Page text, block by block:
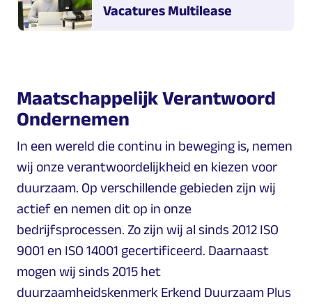
Vacatures Multilease
Maatschappelijk Verantwoord
Ondernemen
In een wereld die continu in beweging is, nemen
wij onze verantwoordelijkheid en kiezen voor
duurzaam. Op verschillende gebieden zijn wij
actief en nemen dit op in onze
bedrijfsprocessen. Zo zijn wij al sinds 2012 ISO
9001 en ISO 14001 gecertificeerd. Daarnaast
mogen wij sinds 2015 het
duurzaamheidskenmerk Erkend Duurzaam Plus